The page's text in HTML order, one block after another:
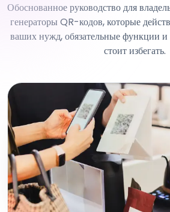
Обоснованное руководство для
генераторы QR-кодов, которые
ваших нужд, обязательные функции
стоит избегать.